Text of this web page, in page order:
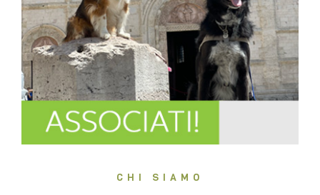
CHI SIAMO